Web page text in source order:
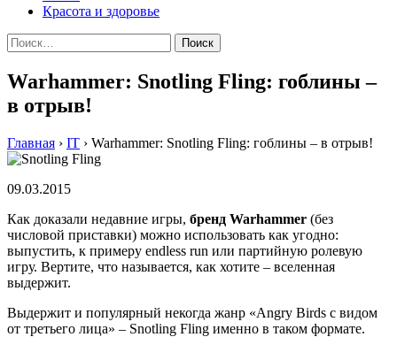
Красота и здоровье
Найти:
Warhammer: Snotling Fling: гоблины –
в отрыв!
Главная › IT › Warhammer: Snotling Fling: гоблины – в отрыв!
09.03.2015
Как доказали недавние игры, бренд Warhammer (без
числовой приставки) можно использовать как угодно:
выпустить, к примеру endless run или партийную ролевую
игру. Вертите, что называется, как хотите – вселенная
выдержит.
Выдержит и популярный некогда жанр «Angry Birds с видом
от третьего лица» – Snotling Fling именно в таком формате.